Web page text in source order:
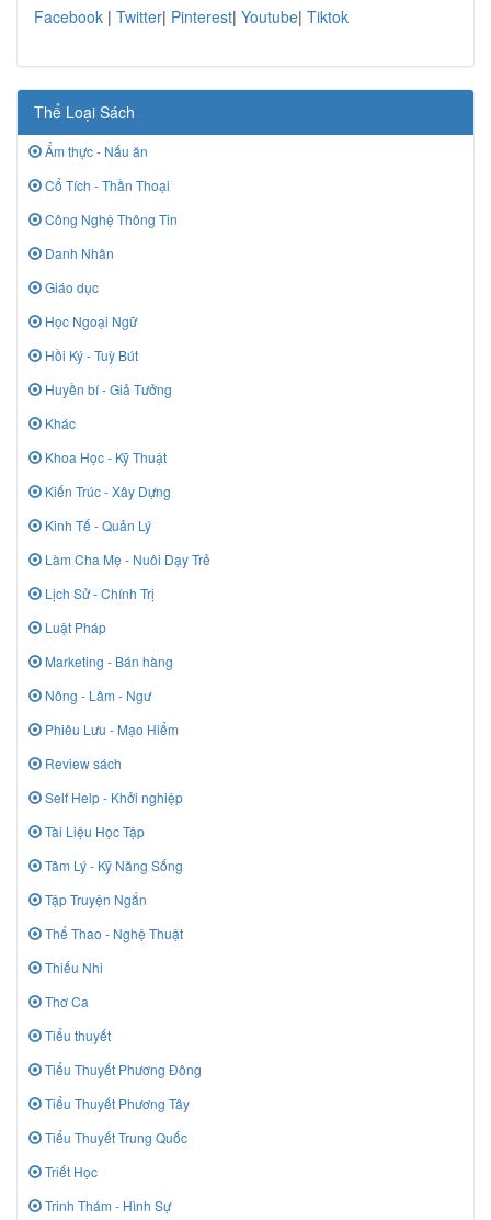
Facebook | Twitter| Pinterest| Youtube| Tiktok
Thể Loại Sách
Ẩm thực - Nấu ăn
Cổ Tích - Thần Thoại
Công Nghệ Thông Tin
Danh Nhân
Giáo dục
Học Ngoại Ngữ
Hồi Ký - Tuỳ Bút
Huyền bí - Giả Tưởng
Khác
Khoa Học - Kỹ Thuật
Kiến Trúc - Xây Dựng
Kinh Tế - Quản Lý
Làm Cha Mẹ - Nuôi Dạy Trẻ
Lịch Sử - Chính Trị
Luật Pháp
Marketing - Bán hàng
Nông - Lâm - Ngư
Phiêu Lưu - Mạo Hiểm
Review sách
Self Help - Khởi nghiệp
Tài Liệu Học Tập
Tâm Lý - Kỹ Năng Sống
Tập Truyện Ngắn
Thể Thao - Nghệ Thuật
Thiếu Nhi
Thơ Ca
Tiểu thuyết
Tiểu Thuyết Phương Đông
Tiểu Thuyết Phương Tây
Tiểu Thuyết Trung Quốc
Triết Học
Trinh Thám - Hình Sự